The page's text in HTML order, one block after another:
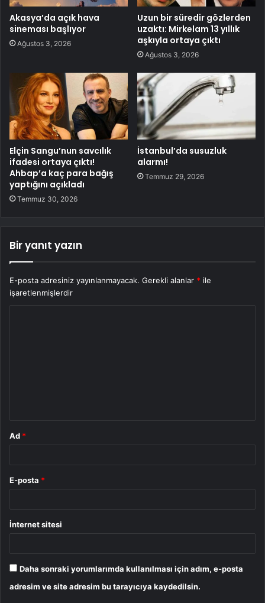
Akasya’da açık hava
sineması başlıyor
Ağustos 3, 2026
Uzun bir süredir gözlerden
uzaktı: Mirkelam 13 yıllık
aşkıyla ortaya çıktı
Ağustos 3, 2026
Elçin Sangu’nun savcılık
ifadesi ortaya çıktı!
Ahbap’a kaç para bağış
yaptığını açıkladı
Temmuz 30, 2026
İstanbul’da susuzluk
alarmı!
Temmuz 29, 2026
Bir yanıt yazın
E-posta adresiniz yayınlanmayacak. Gerekli alanlar * ile
işaretlenmişlerdir
Ad *
E-posta *
İnternet sitesi
Daha sonraki yorumlarımda kullanılması için adım, e-posta
adresim ve site adresim bu tarayıcıya kaydedilsin.